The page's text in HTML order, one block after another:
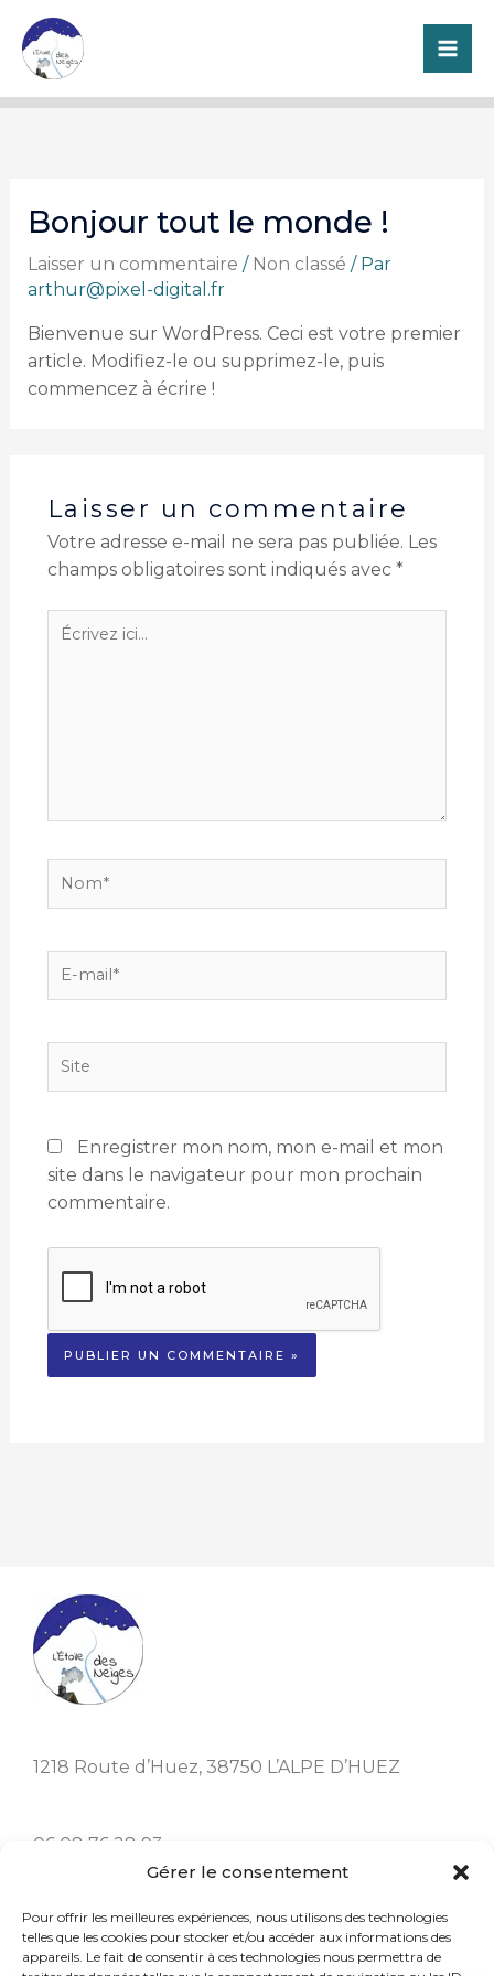
Gérer le consentement
Pour offrir les meilleures expériences, nous utilisons des technologies
telles que les cookies pour stocker et/ou accéder aux informations des
appareils. Le fait de consentir à ces technologies nous permettra de
contenu
Bonjour tout le monde !
Laisser un commentaire / Non classé / Par
arthur@pixel-digital.fr
Bienvenue sur WordPress. Ceci est votre premier
article. Modifiez-le ou supprimez-le, puis
commencez à écrire !
Laisser un commentaire
Votre adresse e-mail ne sera pas publiée. Les
champs obligatoires sont indiqués avec *
Écrivez
Nom*
Enregistrer mon nom, mon e-mail et mon
site dans le navigateur pour mon prochain
commentaire.
1218 Route d’Huez, 38750 L’ALPE D’HUEZ
06 08 76 28 93
Menu
Accueil